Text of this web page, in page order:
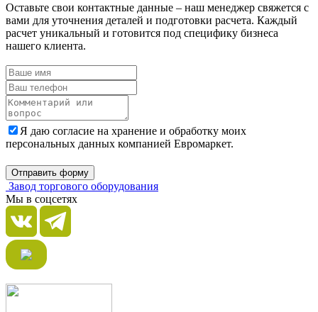
Оставьте свои контактные данные – наш менеджер свяжется с
вами для уточнения деталей и подготовки расчета. Каждый
расчет уникальный и готовится под специфику бизнеса
нашего клиента.
Я даю согласие на хранение и обработку моих
персональных данных компанией Евромаркет.
Отправить форму
Завод торгового оборудования
Мы в соцсетях